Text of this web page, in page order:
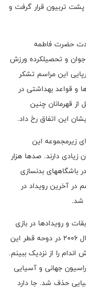
پشت تربیون قرار گرفت و
حضرت فاطمه
و تحصیلکرده ورزش
این مراسم تشکر
و قواعد بهداشتی در
قهرمانان چنین
این اتفاق رخ داد.
زیرمجموعه این
زیادی دارند. صدها هزار
باشگاههای بدنسازی
آخرین رویداد در
شد.
و رویدادها در بازی
هایی مثل بازی های آسیایی خالی است. سال 2006 در دوحه قطر این
را از نزدیک ببینم.
جهانی و آسیایی
حذف شد. جا دارد